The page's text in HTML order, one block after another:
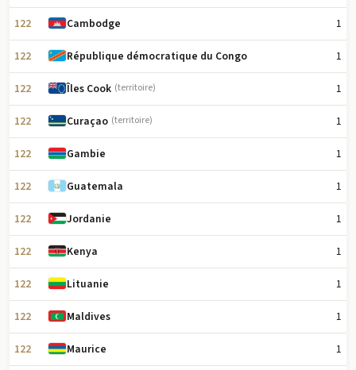
122 Cambodge 1
122 République démocratique du Congo 1
122 Îles Cook (territoire) 1
122 Curaçao (territoire) 1
122 Gambie 1
122 Guatemala 1
122 Jordanie 1
122 Kenya 1
122 Lituanie 1
122 Maldives 1
122 Maurice 1